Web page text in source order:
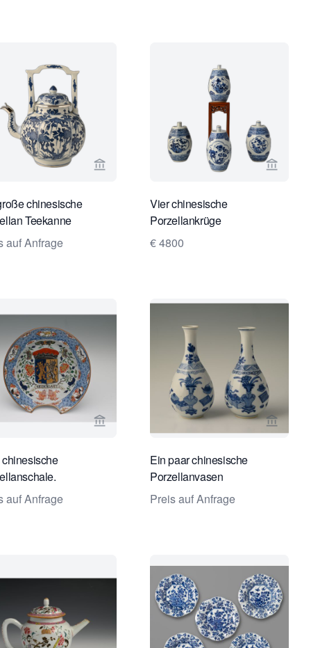
von Limburg Antiquairs ansehenVerkaeuferseite von Limburg Antiquairs
chinesische
Teekanne
auf Anfrage
Vier chinesische
Porzellankrüge
€ 4800
von Limburg Antiquairs ansehenVerkaeuferseite von Limburg Antiquairs
auf Anfrage
Ein paar chinesische
Porzellanvasen
Preis auf Anfrage